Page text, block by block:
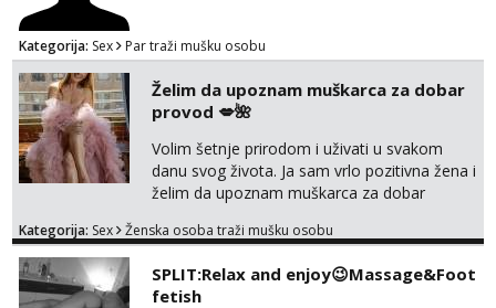
Kategorija: Sex Par traži mušku osobu
Želim da upoznam muškarca za dobar
provod 💋🌺
Volim šetnje prirodom i uživati u svakom
danu svog života. Ja sam vrlo pozitivna žena i
želim da upoznam muškarca za dobar
na link ispod i nadji me tamo, cekam te!
Kategorija: Sex Ženska osoba traži mušku osobu
SPLIT:Relax and enjoy😉Massage&Foot
fetish